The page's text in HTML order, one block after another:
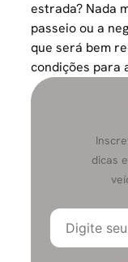
estrada? Nada
passeio ou a
que será bem
condições para
dicas